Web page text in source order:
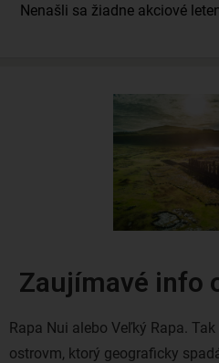
Zaujímavé info
Rapa Nui alebo Veľký Rapa.
ostrovm, ktorý geograficky